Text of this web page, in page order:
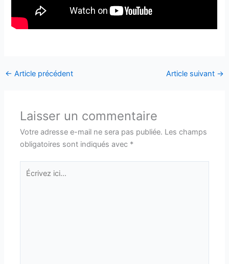
← Article précédent Article suivant →
Laisser un commentaire
Votre adresse e-mail ne sera pas publiée. Les champs
obligatoires sont indiqués avec *
Écrivez